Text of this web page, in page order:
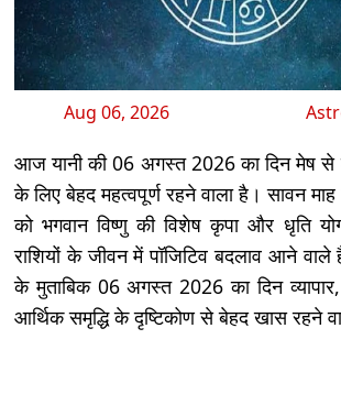
Aug 06, 2026
आज यानी की 06 अगस्त 2026 का दिन मेष से
के लिए बेहद महत्वपूर्ण रहने वाला है। सावन
को भगवान विष्णु की विशेष कृपा और धृति
राशियों के जीवन में पॉजिटिव बदलाव आने वाले
के मुताबिक 06 अगस्त 2026 का दिन
आर्थिक समृद्धि के दृष्टिकोण से बेहद खास रहने